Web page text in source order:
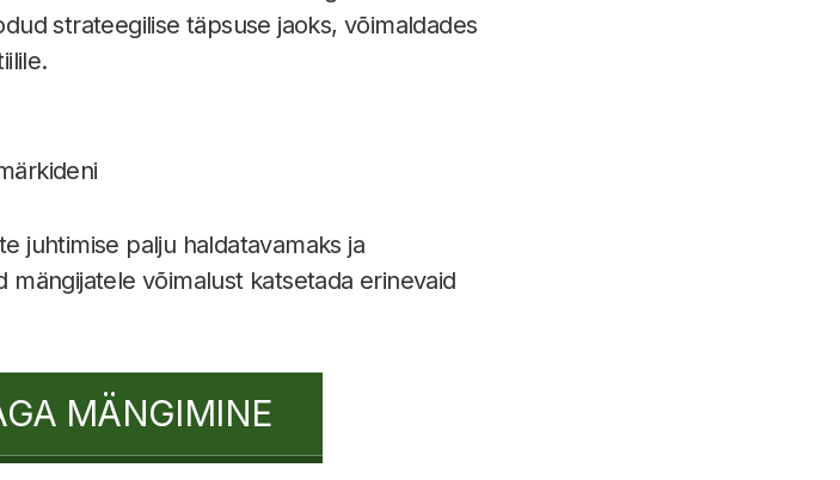
strateegilise täpsuse jaoks, võimaldades
juhtimise palju haldatavamaks ja
võimalust katsetada erinevaid
MÄNGIMINE